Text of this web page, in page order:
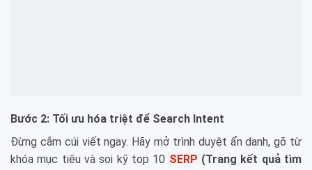
Bước 2: Tối ưu hóa triệt để Search Intent
Đừng cắm cúi viết ngay. Hãy mở trình duyệt ẩn danh, gõ từ
khóa mục tiêu và soi kỹ top 10 SERP (Trang kết quả tìm